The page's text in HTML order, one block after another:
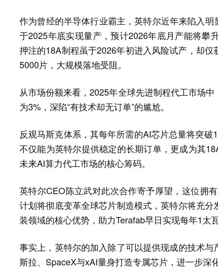
作为曾经的半导体行业霸主，英特尔近年来陷入
于2025年底实现量产，预计2026年底月产能将攀
押注的18A制程虽于2026年初进入风险试产，却
5000片，大规模落地受阻。
从市场份额来看，2025年全球先进制程代工市场
为3%，深陷“有技术却无订单”的尴尬。
反观马斯克体系，其每年所需的AI芯片总量将突
不仅能为英特尔提供稳定的长期订单，更成为其
未来AI算力代工市场的核心筹码。
英特尔CEO陈立武对此次合作寄予厚望，这位拥
计划将彻底变革全球芯片制造模式，英特尔将充
装领域的核心优势，助力Terafab早日实现每年1太
事实上，英特尔的加入除了可以提供现成的技术
斯拉、SpaceX与xAI量身打造专属芯片，进一步深